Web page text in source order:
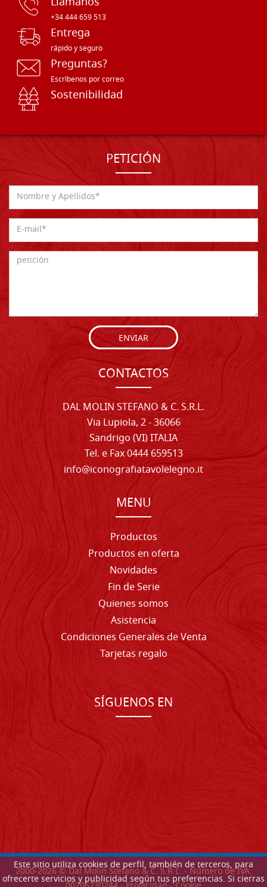
Este sitio utiliza cookies de perfil, también de terceros, para
ofrecerte servicios y publicidad según tus preferencias. Si cierras
+34 444 659 513
Entrega
rápido y seguro
Preguntas?
Escríbenos por correo
Sostenibilidad
PETICIÓN
ENVIAR
CONTACTOS
DAL MOLIN STEFANO & C. S.R.L.
Via Lupiola, 2 - 36066
Sandrigo (VI) ITALIA
Tel. e Fax 0444 659513
info@iconografiatavolelegno.it
MENU
Productos
Productos en oferta
Novidades
Fin de Serie
Quienes somos
Asistencia
Condiciones Generales de Venta
Tarjetas regalo
SÍGUENOS EN
2000-2026© Dal Molin Stefano & C. S.R.L. - Número de IVA: